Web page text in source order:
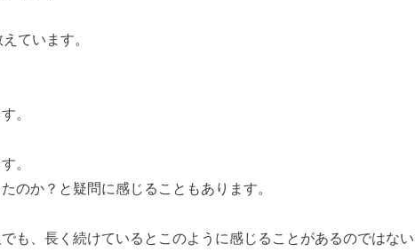
ています。
。
。
のか？と疑問に感じることもあります。
も、長く続けているとこのように感じることがあるのではない